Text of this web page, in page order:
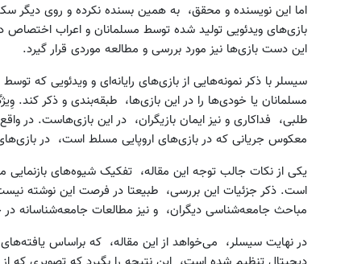
اما این نویسنده‌ و محقق، به همین بسنده نکرده و روی دیگر
بازی‌های ویدئویی تولید شده توسط مسلمانان و اعراب اختصاص
این دست بازی‌ها نیز مورد بررسی و مطالعه‌ موردی قرار گیرد.
سیسلر با ذکر نمونه‌هایی از بازی‌های رایانه‌ای و ویدئویی که
مسلمانان یا خودی‌ها را در این بازی‌ها، طبقه‌بندی و ذکر کند.
طلبی، فداکاری و نیز ایمان بازیگران، در این بازی‌هاست. در
معکوس جریانی که در بازی‌های اروپایی مسلط است، در
یکی از نکات جالب توجه این مقاله، تفکیک شیوه‌های بازنمایی
است. ذکر جزئیات این بررسی، طبیعتا در فرصت این نوشته
مباحث جامعه‌شناسی دیگران، و نیز مطالعات جامعه‌شناسانه
در نهایت سیسلر، می‌خواهد از این مقاله، که براساس